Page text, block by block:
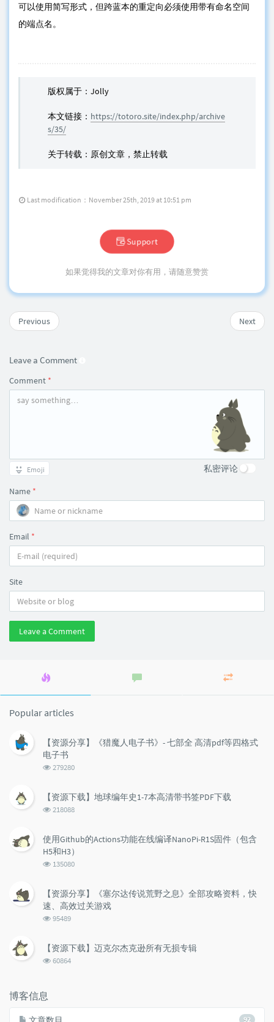
可以使用简写形式，但跨蓝本的重定向必须使用带有命名空间
的端点名。
版权属于：Jolly
本文链接： https://totoro.site/index.php/archive
s/35/
关于转载：原创文章，禁止转载
Last modification：November 25th, 2019 at 10:51 pm
Support
如果觉得我的文章对你有用，请随意赞赏
Next
Previous
Leave a Comment
Comment *
Emoji 私密评论
Name *
Email *
Site
Leave a Comment
Popular articles
【资源分享】《猎魔人电子书》- 七部全 高清pdf等四格式
电子书
浏
数:
279280
【资源下载】地球编年史1-7本高清带书签PDF下载
浏
数:
218088
使用Github的Actions功能在线编译NanoPi-R1S固件（包含
H5和H3）
浏
数:
135080
【资源分享】《塞尔达传说荒野之息》全部攻略资料，快
速、高效过关游戏
浏
数:
95489
【资源下载】迈克尔杰克逊所有无损专辑
浏
60864
博客信息
92